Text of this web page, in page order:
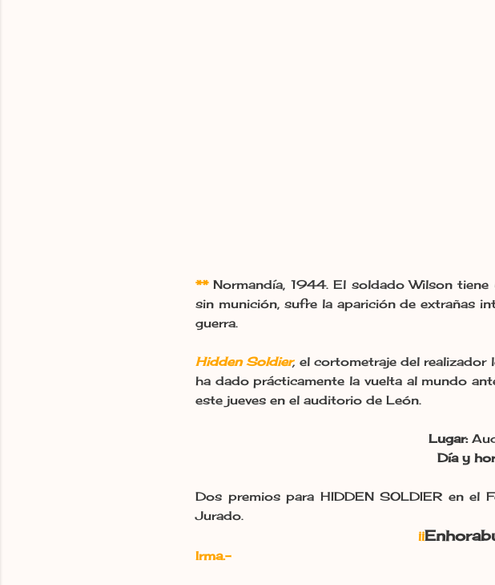
**Normandía, 1944. El soldado Wilson
sin munición, sufre la aparición de extrañas
guerra.
Hidden Soldier, el cortometraje del realizador
ha dado prácticamente la vuelta al mundo
este jueves en el auditorio de León.
Lugar:
Día y
Dos premios para HIDDEN SOLDIER en el
Jurado.
¡¡
Irma.-